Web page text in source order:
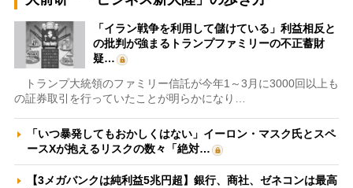
「イラン戦争を利用して儲けている」利益相反と
の批判が強まるトランプファミリーの不正蓄財
疑…
トランプ大統領のファミリー信託が今年1～3月に3000回以上も
の証券取引を行っていたことが明らかになり…
「いつ暴発してもおかしくはない」イーロン・マスク氏とスペ
ースXが抱えるリスクの数々「絶対…
【3メガバンクは純利益5兆円超】銀行、商社、ゼネコンは最高